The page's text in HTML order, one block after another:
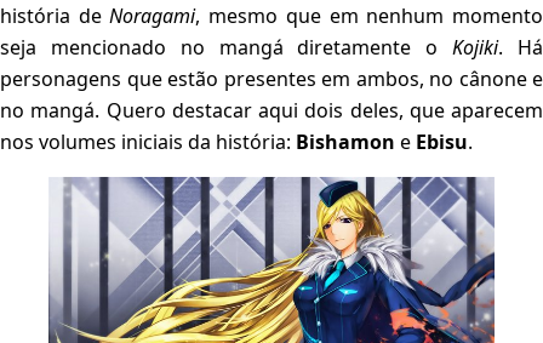
história deNoragami, mesmo que em nenhum momento
seja mencionado no mangá diretamente oKojiki. Há
personagens que estão presentes em ambos, no cânone e
no mangá. Quero destacar aqui dois deles, que aparecem
nos volumes iniciais da história: Bishamon e Ebisu.